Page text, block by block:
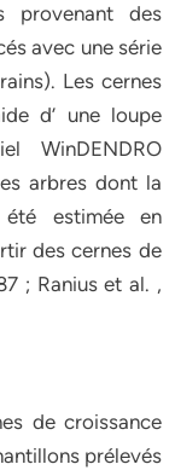
provenant des
avec une série
Les cernes
d’ une loupe
WinDENDRO
arbres dont la
estimée en
des cernes de
; Ranius et al. ,
de croissance
prélevés